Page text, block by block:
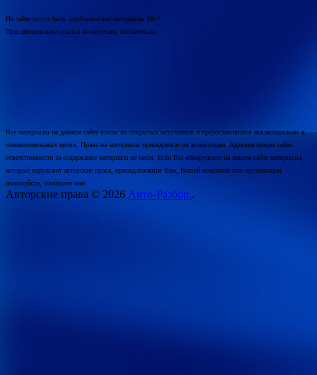
На сайте могут быть опубликованы материалы 18+!
При цитировании ссылка на источник обязательна.
Все материалы на данном сайте взяты из открытых источников и предоставляются исключительно в
ознакомительных целях. Права на материалы принадлежат их владельцам. Администрация сайта
ответственности за содержание материала не несет. Если Вы обнаружили на нашем сайте материалы,
которые нарушают авторские права, принадлежащие Вам, Вашей компании или организации,
пожалуйста, сообщите нам.
Авторские права © 2026 Авто-Разбор..